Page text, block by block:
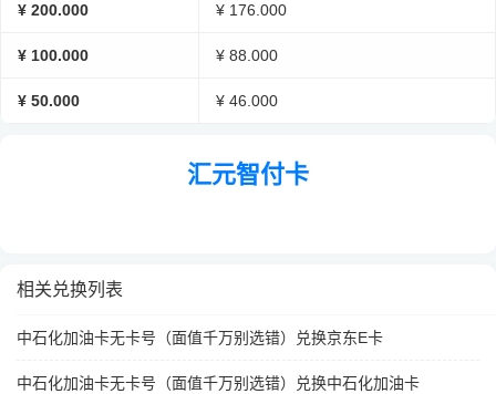
¥ 200.000 ¥ 176.000
¥ 100.000 ¥ 88.000
¥ 50.000 ¥ 46.000
汇元智付卡
相关兑换列表
中石化加油卡无卡号（面值千万别选错）兑换京东E卡
中石化加油卡无卡号（面值千万别选错）兑换中石化加油卡